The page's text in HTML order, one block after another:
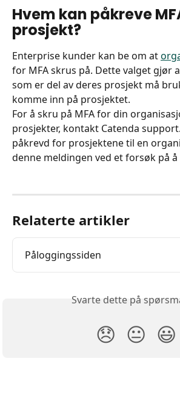
Hvem kan påkreve
prosjekt?
Enterprise kunder kan be om at
for MFA skrus på. Dette valget gjør
som er del av deres prosjekt må
komme inn på prosjektet.
For å skru på MFA for din
prosjekter, kontakt Catenda
påkrevd for prosjektene til en
denne meldingen ved et forsøk på
Relaterte artikler
Påloggingssiden
Svarte dette på
😞 😐 😃